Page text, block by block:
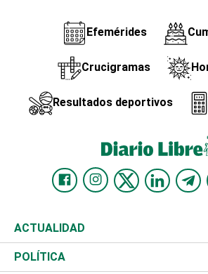
Efemérides
Crucigramas
Resultados deportivos
ACTUALIDAD
Nacional
POLÍTICA